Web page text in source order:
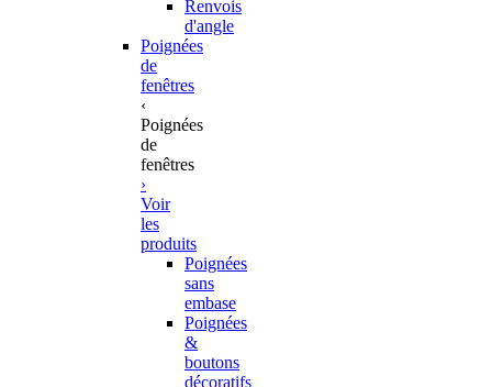
Renvois
d'angle
Poignées
de
fenêtres
‹
Poignées
de
fenêtres
›
Voir
les
produits
Poignées
sans
embase
Poignées
&
boutons
décoratifs